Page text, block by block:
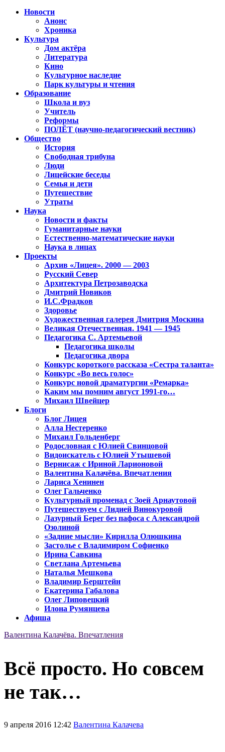
Новости
Анонс
Хроника
Культура
Дом актёра
Литература
Кино
Культурное наследие
Парк культуры и чтения
Образование
Школа и вуз
Учитель
Реформы
ПОЛЁТ (научно-педагогический вестник)
Общество
История
Свободная трибуна
Люди
Лицейские беседы
Семья и дети
Путешествие
Утраты
Наука
Новости и факты
Гуманитарные науки
Естественно-математические науки
Наука в лицах
Проекты
Архив «Лицея». 2000 — 2003
Русский Север
Архитектура Петрозаводска
Дмитрий Новиков
И.С.Фрадков
Здоровье
Художественная галерея Дмитрия Москина
Великая Отечественная. 1941 — 1945
Педагогика С. Артемьевой
Педагогика школы
Педагогика двора
Конкурс короткого рассказа «Сестра таланта»
Конкурс «Во весь голос»
Конкурс новой драматургии «Ремарка»
Каким мы помним август 1991-го…
Михаил Швейцер
Блоги
Блог Лицея
Алла Нестеренко
Михаил Гольденберг
Родословная с Юлией Свинцовой
Видоискатель с Юлией Утышевой
Вернисаж с Ириной Ларионовой
Валентина Калачёва. Впечатления
Лариса Хенинен
Олег Гальченко
Культурный променад с Зоей Арнаутовой
Путешествуем с Лидией Винокуровой
Лазурный Берег без пафоса с Александрой
Озолиной
«Задние мысли» Кирилла Олюшкина
Застолье с Владимиром Софиенко
Ирина Савкина
Светлана Артемьева
Наталья Мешкова
Владимир Берштейн
Екатерина Габалова
Олег Липовецкий
Илона Румянцева
Афиша
Валентина Калачёва. Впечатления
Всё просто. Но совсем
не так…
9 апреля 2016 12:42 Валентина Калачева